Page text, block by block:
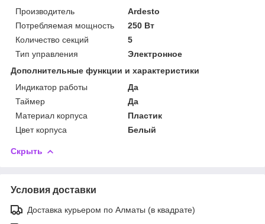
Производитель
Ardesto
Потребляемая мощность
250 Вт
Количество секций
5
Тип управления
Электронное
Дополнительные функции и характеристики
Индикатор работы
Да
Таймер
Да
Материал корпуса
Пластик
Цвет корпуса
Белый
Скрыть
Условия доставки
Доставка курьером по Алматы (в квадрате)